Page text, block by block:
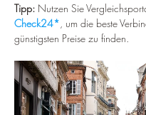
Tipp: Nutzen Sie
Check24* , um die beste
günstigsten Preise zu finden.